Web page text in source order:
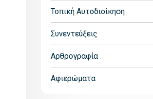
Τοπική Αυτοδιοίκηση
Συνεντεύξεις
Αρθρογραφία
Αφιερώματα